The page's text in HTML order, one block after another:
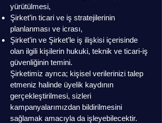
yürütülmesi,
Şirket’in ticari ve iş stratejilerinin
planlanması ve icrası,
Şirket’in ve Şirket’le iş ilişkisi içerisinde
olan ilgili kişilerin hukuki, teknik ve ticari-iş
güvenliğinin temini.
Şirketimiz ayrıca; kişisel verilerinizi talep
etmeniz halinde üyelik kaydının
gerçekleştirilmesi, sizleri
kampanyalarımızdan bildirilmesini
sağlamak amacıyla da işleyebilecektir.